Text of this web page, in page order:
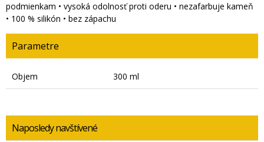
podmienkam • vysoká odolnosť proti oderu • nezafarbuje kameň
• 100 % silikón • bez zápachu
Parametre
Objem 300 ml
Naposledy navštívené